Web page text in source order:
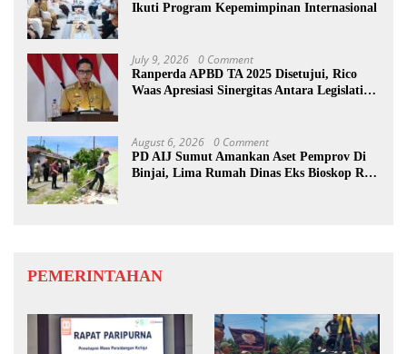
Ikuti Program Kepemimpinan Internasional
July 9, 2026 0 Comment
Ranperda APBD TA 2025 Disetujui, Rico
Waas Apresiasi Sinergitas Antara Legislatif
August 6, 2026 0 Comment
PD AIJ Sumut Amankan Aset Pemprov Di
Binjai, Lima Rumah Dinas Eks Bioskop Ria
PEMERINTAHAN